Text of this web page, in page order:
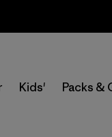
Kids' Packs &